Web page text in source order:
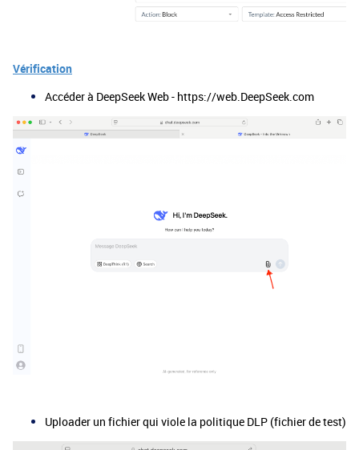
Vérification
Accéder à DeepSeek Web - https://web.DeepSeek.com
Uploader un fichier qui viole la politique DLP (fichier de test)